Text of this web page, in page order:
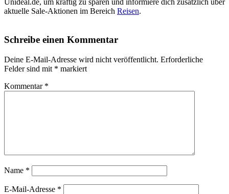
aktuelle Sale-Aktionen im Bereich Reisen.
Schreibe einen Kommentar
Deine E-Mail-Adresse wird nicht veröffentlicht. Erforderliche
Felder sind mit * markiert
Kommentar *
Name *
E-Mail-Adresse *